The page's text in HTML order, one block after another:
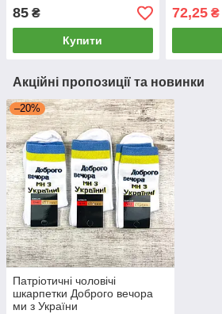
85 ₴
Купити
72,25₴
Акційні пропозиції та новинки
–20%
Патріотичні чоловічі
шкарпетки Доброго вечора
ми з України